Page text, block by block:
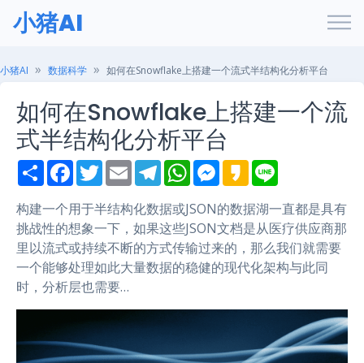
小猪AI
小猪AI 数据科学 如何在Snowflake上搭建一个流式半结构化分析平台
如何在Snowflake上搭建一个流
式半结构化分析平台
S
h
r
e
F
a
e
b
o
o
k
T
w
t
e
r
E
m
i
l
T
e
e
g
r
a
m
W
h
t
s
A
p
p
M
e
s
e
n
g
e
r
K
a
a
o
e
构建一个用于半结构化数据或JSON的数据湖一直都是具有
挑战性的想象一下，如果这些JSON文档是从医疗供应商那
里以流式或持续不断的方式传输过来的，那么我们就需要
一个能够处理如此大量数据的稳健的现代化架构与此同
时，分析层也需要…